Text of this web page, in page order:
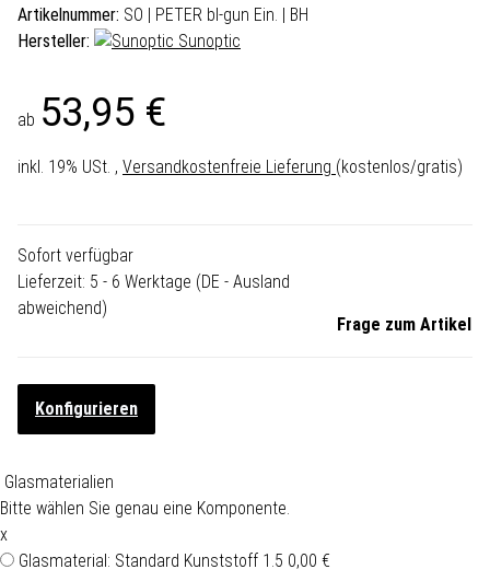
Artikelnummer: SO | PETER bl-gun Ein. | BH
Hersteller:
Sunoptic
ab 53,95 €
inkl. 19% USt. , Versandkostenfreie Lieferung (kostenlos/gratis)
Sofort verfügbar
Lieferzeit: 5 - 6 Werktage (DE - Ausland
abweichend)
Frage zum Artikel
Konfigurieren
Glasmaterialien
Bitte wählen Sie genau eine Komponente.
x
Glasmaterial: Standard Kunststoff 1.5 0,00 €